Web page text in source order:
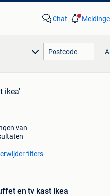
Chat
ikea'
van
filters
en tv kast Ikea